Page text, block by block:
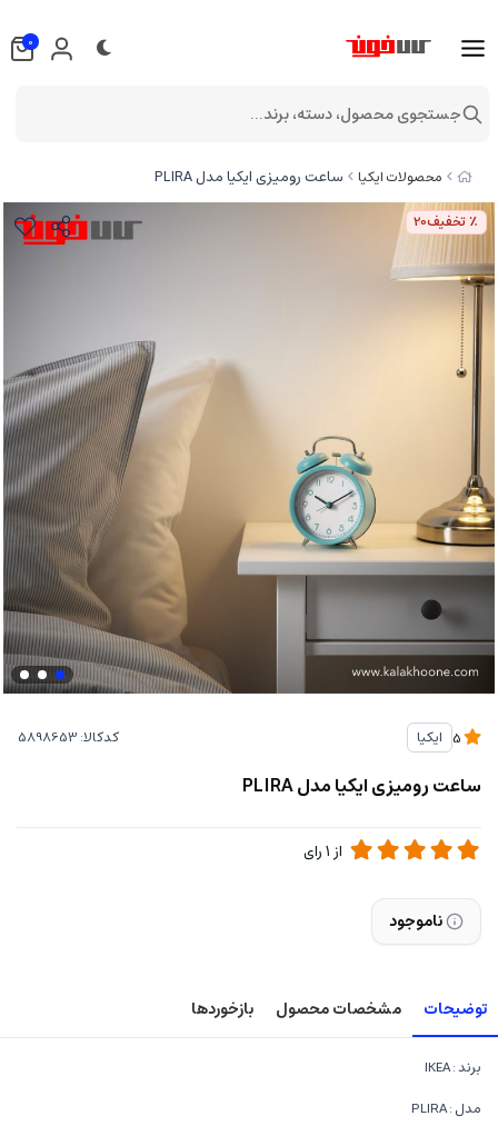
محصولات ایکیا ساعت رومیزی ایکیا مدل PLIRA
٪ تخفیف20
ایکیا کدکالا:
ساعت رومیزی ایکیا مدل PLIRA
از 1رای
ناموجود
توضیحات مشخصات محصول بازخوردها
برند : IKEA
مدل : PLIRA
0
جستجوی محصول، دسته، برند...